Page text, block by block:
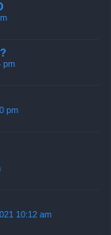
pm
pm
10:12 am